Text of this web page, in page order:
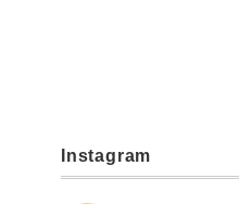
Instagram